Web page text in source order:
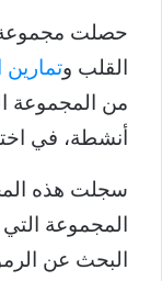
حصلت مجموعة
القلب وتمارين
من المجموعة
أنشطة، في
سجلت هذه
المجموعة
البحث عن